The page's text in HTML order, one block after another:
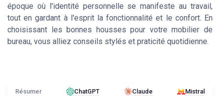
époque où l'identité personnelle se manifeste au travail,
tout en gardant à l'esprit la fonctionnalité et le confort. En
choisissant les bonnes housses pour votre mobilier de
bureau, vous alliez conseils stylés et praticité quotidienne.
Résumer ChatGPT Claude Mistral